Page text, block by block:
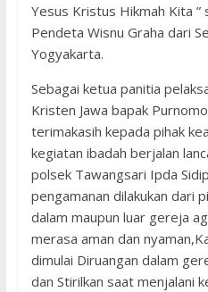
Yesus Kristus Hikmah Kita ”
Pendeta Wisnu Graha dari
Yogyakarta.
Sebagai ketua panitia
Kristen Jawa bapak
terimakasih kepada pihak
kegiatan ibadah berjalan
polsek Tawangsari Ipda
pengamanan dilakukan dari
dalam maupun luar gereja
merasa aman dan
dimulai Diruangan dalam
dan Stirilkan saat menjalani